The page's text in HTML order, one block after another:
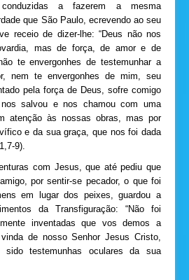
a fazerem a mesma
que São Paulo, ecrevendo ao seu
receio de dizer-lhe: “Deus não nos
mas de força, de amor e de
te envergonhes de testemunhar a
nem te envergonhes de mim, seu
pela força de Deus, sofre comigo
salvou e nos chamou com uma
atenção às nossas obras, mas por
e da sua graça, que nos foi dada
9).
com Jesus, que até pediu que
por sentir-se pecador, o que foi
em lugar dos peixes, guardou a
da Transfiguração: “Não foi
inventadas que vos demos a
de nosso Senhor Jesus Cristo,
testemunhas oculares da sua